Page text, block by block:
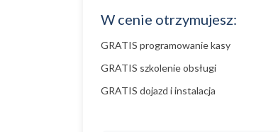
W cenie otrzymujesz:
GRATIS programowanie kasy
GRATIS szkolenie obsługi
GRATIS dojazd i instalacja